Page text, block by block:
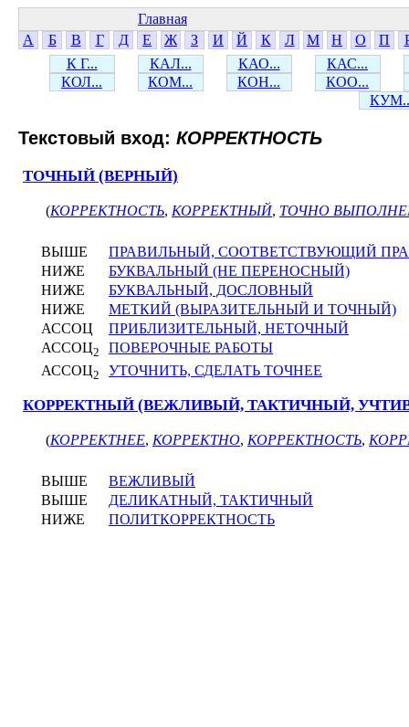
Главная
А
Б В Г Д Е Ж З И Й К Л М Н О П
К Г...
КАЛ... КАО...
КАС...
КОЛ...
КОМ... КОН...
КОО...
Текстовый вход: КОРРЕКТНОСТЬ
ТОЧНЫЙ (ВЕРНЫЙ)
(КОРРЕКТНОСТЬ, КОРРЕКТНЫЙ, ТОЧНО
ВЫШЕ
ПРАВИЛЬНЫЙ, СООТВЕТСТВУЮЩИЙ
НИЖЕ
БУКВАЛЬНЫЙ (НЕ ПЕРЕНОСНЫЙ)
НИЖЕ
БУКВАЛЬНЫЙ, ДОСЛОВНЫЙ
НИЖЕ
МЕТКИЙ (ВЫРАЗИТЕЛЬНЫЙ И ТОЧНЫЙ)
АССОЦ
ПРИБЛИЗИТЕЛЬНЫЙ, НЕТОЧНЫЙ
АССОЦ2
ПОВЕРОЧНЫЕ РАБОТЫ
АССОЦ2 УТОЧНИТЬ, СДЕЛАТЬ ТОЧНЕЕ
КОРРЕКТНЫЙ (ВЕЖЛИВЫЙ, ТАКТИЧНЫЙ,
(КОРРЕКТНЕЕ, КОРРЕКТНО, КОРРЕКТНОСТЬ,
ВЫШЕ
ВЕЖЛИВЫЙ
ВЫШЕ
ДЕЛИКАТНЫЙ, ТАКТИЧНЫЙ
НИЖЕ
ПОЛИТКОРРЕКТНОСТЬ